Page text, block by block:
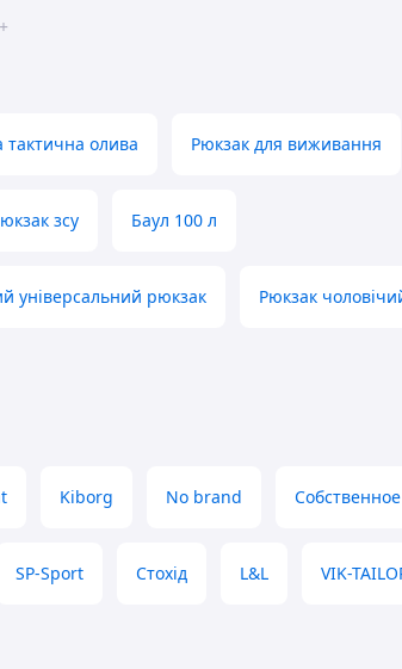
тактична олива Рюкзак для виживання
зсу Баул 100 л
універсальний рюкзак Рюкзак
Kiborg No brand
SP-Sport Стохід L&L VIK-